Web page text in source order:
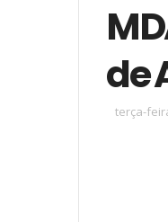
de
terça-